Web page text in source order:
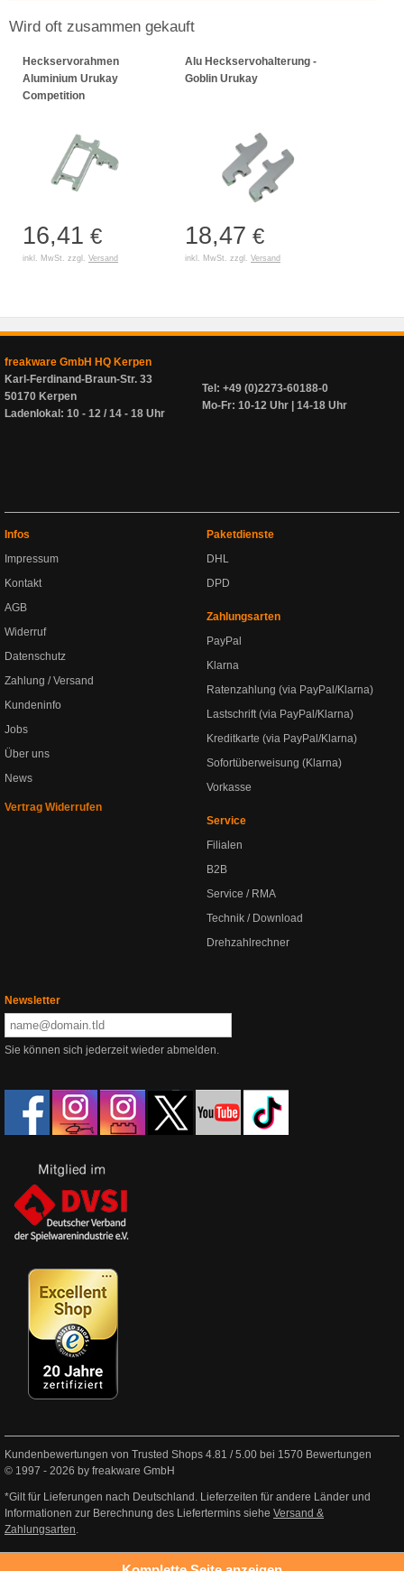
Wird oft zusammen gekauft
Heckservorahmen
Aluminium Urukay
Competition
16,41 €
inkl. MwSt. zzgl. Versand
Alu Heckservohalterung -
Goblin Urukay
18,47 €
inkl. MwSt. zzgl. Versand
freakware GmbH HQ Kerpen
Karl-Ferdinand-Braun-Str. 33
50170 Kerpen
Ladenlokal: 10 - 12 / 14 - 18 Uhr
Tel: +49 (0)2273-60188-0
Mo-Fr: 10-12 Uhr | 14-18 Uhr
Infos
Impressum
Kontakt
AGB
Widerruf
Datenschutz
Zahlung / Versand
Kundeninfo
Jobs
Über uns
News
Vertrag Widerrufen
Paketdienste
DHL
DPD
Zahlungsarten
PayPal
Klarna
Ratenzahlung (via PayPal/Klarna)
Lastschrift (via PayPal/Klarna)
Kreditkarte (via PayPal/Klarna)
Sofortüberweisung (Klarna)
Vorkasse
Service
Filialen
B2B
Service / RMA
Technik / Download
Drehzahlrechner
Newsletter
Sie können sich jederzeit wieder abmelden.
Kundenbewertungen von Trusted Shops 4.81 /5.00 bei 1570 Bewertungen
© 1997 - 2026 by freakware GmbH
*Gilt für Lieferungen nach Deutschland. Lieferzeiten für andere Länder und
Informationen zur Berechnung des Liefertermins siehe Versand &
Zahlungsarten.